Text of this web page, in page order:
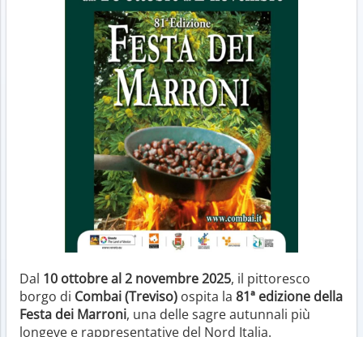
Dal 10 ottobre al 2 novembre 2025, il pittoresco
borgo di Combai (Treviso) ospita la 81ª edizione della
Festa dei Marroni, una delle sagre autunnali più
longeve e rappresentative del Nord Italia.